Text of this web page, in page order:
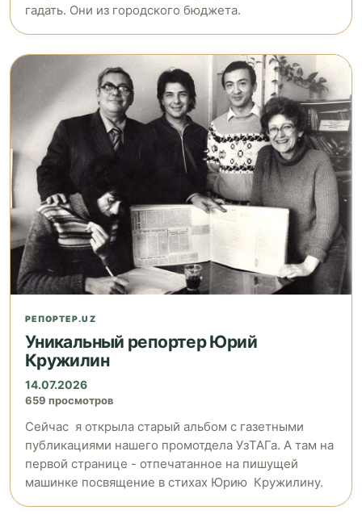
гадать. Они из городского бюджета.
РЕПОРТЕР.UZ
Уникальный репортер Юрий
Кружилин
14.07.2026
659 просмотров
Сейчас я открыла старый альбом с газетными
публикациями нашего промотдела УзТАГа. А там на
первой странице - отпечатанное на пишущей
машинке посвящение в стихах Юрию Кружилину.